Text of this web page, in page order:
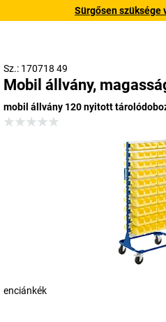
Sürgősen szüksége
Sz.: 170718 49
Mobil állvány,
mobil állvány 120 nyitott
enciánkék